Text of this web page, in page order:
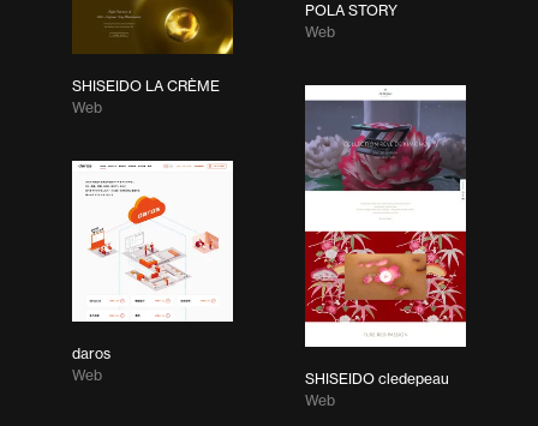
SHISEIDO LA CRÈME
Web
POLA STORY
Web
SHISEIDO cledepeau
Web
daros
Web